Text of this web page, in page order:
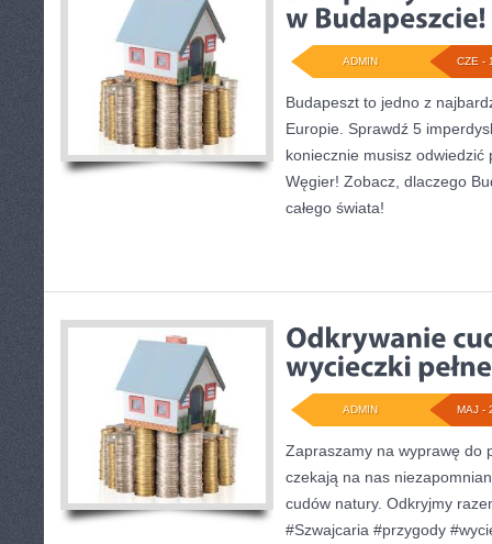
CZE -
ADMIN
Budapeszt to jedno z
Europie. Sprawdź 5
koniecznie musisz odwiedzić
Węgier! Zobacz, dlaczego
całego świata!
MAJ -
ADMIN
Zapraszamy na wyprawę do
czekają na nas
cudów natury. Odkryjmy
#Szwajcaria #przygody